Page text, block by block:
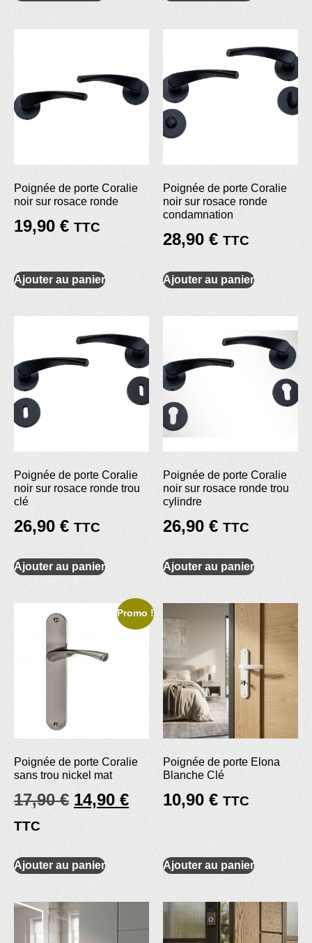
Poignée de porte Coralie
noir sur rosace ronde
19,90 € TTC
Ajouter au panier
Poignée de porte Coralie
noir sur rosace ronde
condamnation
28,90 € TTC
Ajouter au panier
Poignée de porte Coralie
noir sur rosace ronde trou
clé
26,90 € TTC
Ajouter au panier
Poignée de porte Coralie
noir sur rosace ronde trou
cylindre
26,90 € TTC
Ajouter au panier
Promo !
Poignée de porte Coralie
sans trou nickel mat
17,90€ 14,90 €
TTC
Ajouter au panier
Poignée de porte Elona
Blanche Clé
10,90 € TTC
Ajouter au panier